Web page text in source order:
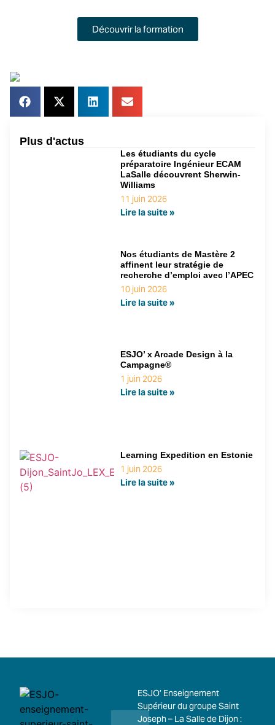
Découvrir la formation
Plus d'actus
Les étudiants du cycle
préparatoire Ingénieur ECAM
LaSalle découvrent Sherwin-
Williams
11 juin 2026
Lire la suite »
Nos étudiants de Mastère 2
affinent leur stratégie de
recherche d’emploi avec l’APEC
10 juin 2026
Lire la suite »
ESJO’ x Arcade Design à la
Campagne®
1 juin 2026
Lire la suite »
Learning Expedition en Estonie
1 juin 2026
Lire la suite »
ESJO’ Enseignement
Supérieur du groupe Saint
Joseph – La Salle de Dijon :